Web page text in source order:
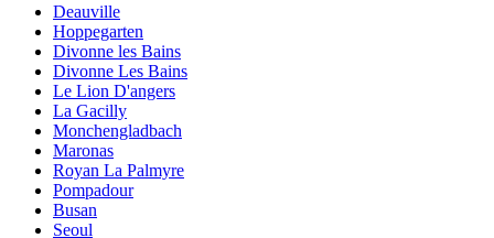
Deauville
Hoppegarten
Divonne les Bains
Divonne Les Bains
Le Lion D'angers
La Gacilly
Monchengladbach
Maronas
Royan La Palmyre
Pompadour
Busan
Seoul